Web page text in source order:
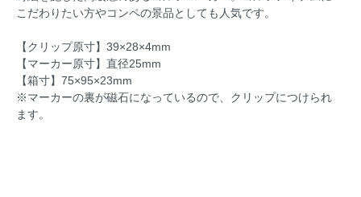
こだわりたい方やコンペの景品としても人気です。
【クリップ原寸】39×28×4mm
【マーカー原寸】直径25mm
【箱寸】75×95×23mm
※マーカーの裏が磁石になっているので、クリップにつけられ
ます。